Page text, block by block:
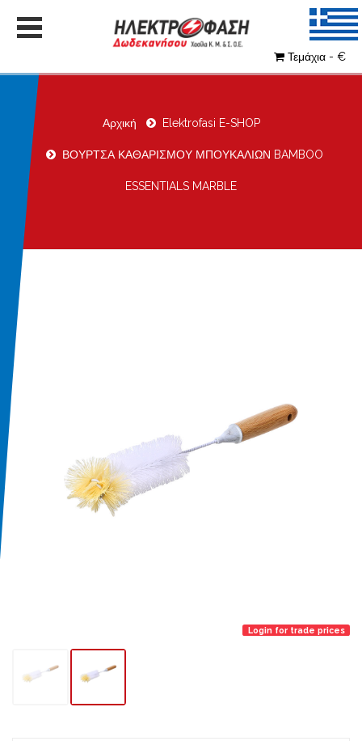
Τεμάχια - €
Αρχική Elektrofasi E-SHOP
ΒΟΥΡΤΣΑ ΚΑΘΑΡΙΣΜΟΥ ΜΠΟΥΚΑΛΙΩΝ BAMBOO
ESSENTIALS MARBLE
Login for trade prices